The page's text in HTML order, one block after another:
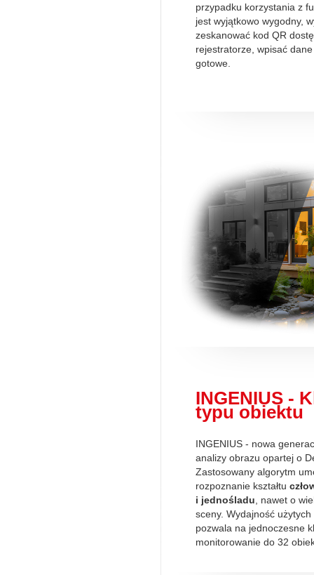
przypadku korzystania z
jest wyjątkowo wygodny,
zeskanować kod QR
rejestratorze, wpisać
gotowe.
INGENIUS -
typu obiektu
INGENIUS - nowa
analizy obrazu opartej o
Zastosowany algorytm
rozpoznanie kształtu
i jednośladu , nawet o
sceny. Wydajność
pozwala na jednoczesne
monitorowanie do 32